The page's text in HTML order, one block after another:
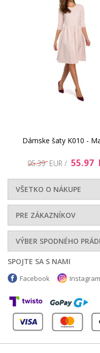
60.95 EUR
Dámske šaty K010 -
95.39 EUR / 55.97
VŠETKO O NÁKUPE
PRE ZÁKAZNÍKOV
VÝBER SPODNÉHO
SPOJTE SA S NAMI
Facebook Instagram